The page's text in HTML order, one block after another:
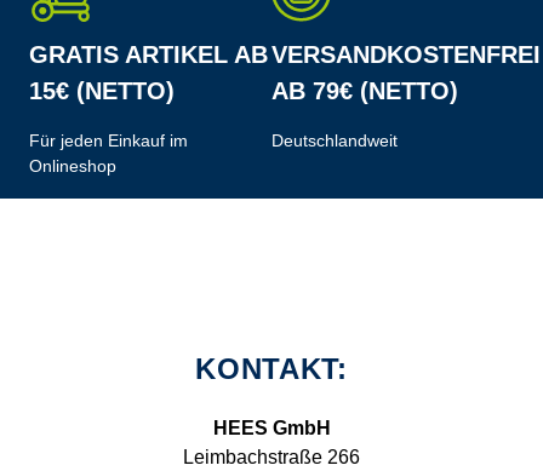
GRATIS ARTIKEL AB
15€ (NETTO)
Für jeden Einkauf im
Onlineshop
VERSANDKOSTENFREI
AB 79€ (NETTO)
Deutschlandweit
KONTAKT:
HEES GmbH
Leimbachstraße 266